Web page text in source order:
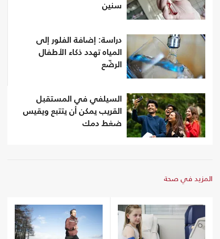
سنين
دراسة: إضافة الفلور إلى
المياه تهدد ذكاء الأطفال
الرضّع
السيلفي في المستقبل
القريب يمكن أن يتتبع ويقيس
ضغط دمك
المزيد في صحة